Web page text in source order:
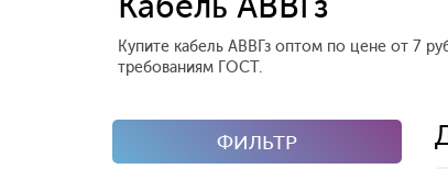
Купите кабель АВВГз оптом по цене от 7
требованиям ГОСТ.
ФИЛЬТР